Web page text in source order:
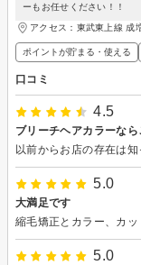
ーもお任せください！！
アクセス：東武東上線
ポイントが貯まる・使える
口コミ
4.5
ブリーチヘアカラーな
5.0
大満足です
5.0